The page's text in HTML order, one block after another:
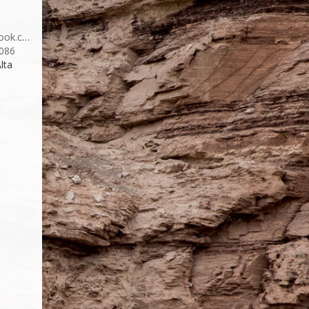
MMMA-